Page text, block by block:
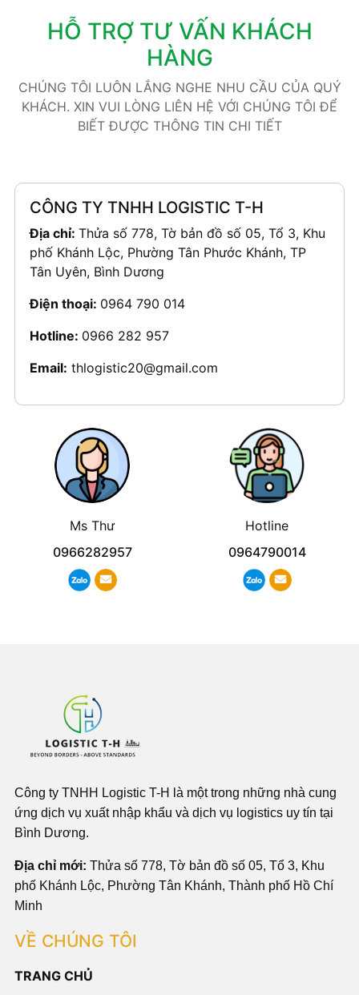
HỖ TRỢ TƯ VẤN KHÁCH
HÀNG
CHÚNG TÔI LUÔN LẮNG NGHE NHU CẦU CỦA QUÝ
KHÁCH. XIN VUI LÒNG LIÊN HỆ VỚI CHÚNG TÔI ĐỂ
BIẾT ĐƯỢC THÔNG TIN CHI TIẾT
CÔNG TY TNHH LOGISTIC T-H
Địa chỉ: Thửa số 778, Tờ bản đồ số 05, Tổ 3, Khu
phố Khánh Lộc, Phường Tân Phước Khánh, TP
Tân Uyên, Bình Dương
Điện thoại: 0964 790 014
Hotline: 0966 282 957
Email: thlogistic20@gmail.com
Ms Thư
0966282957
Hotline
0964790014
Công ty TNHH Logistic T-H là một trong những nhà cung
ứng dịch vụ xuất nhập khẩu và dịch vụ logistics uy tín tại
Bình Dương.
Địa chỉ mới: Thửa số 778, Tờ bản đồ số 05, Tổ 3, Khu
phố Khánh Lộc, Phường Tân Khánh, Thành phố Hồ Chí
Minh
VỀ CHÚNG TÔI
TRANG CHỦ